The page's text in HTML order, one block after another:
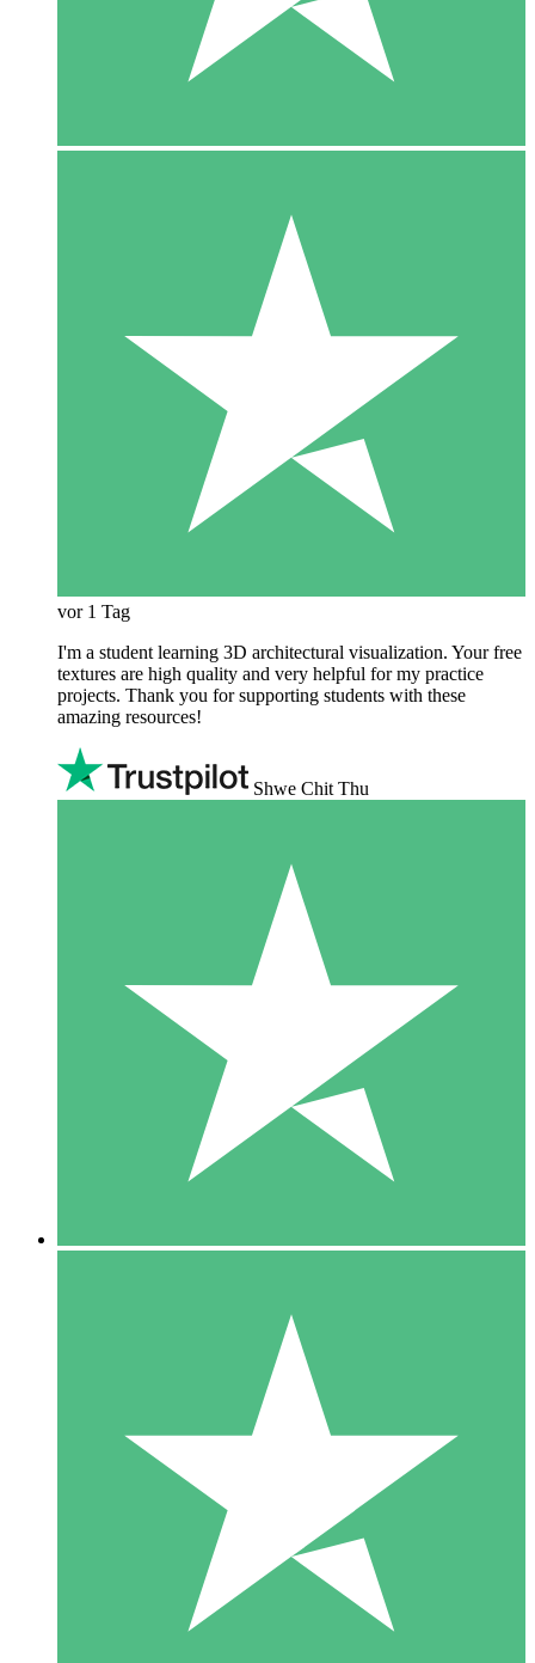
vor 1 Tag
I'm a student learning 3D architectural visualization. Your free
textures are high quality and very helpful for my practice
projects. Thank you for supporting students with these
amazing resources!
Shwe Chit Thu